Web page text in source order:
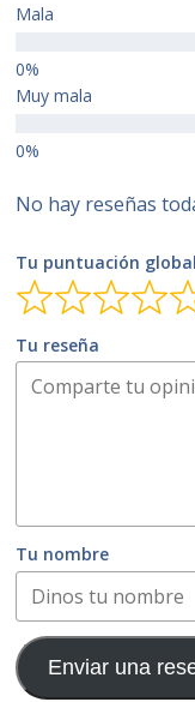
Mala
Muy mala
No hay reseñas
Tu puntuación global
Tu reseña
Tu nombre
Enviar una